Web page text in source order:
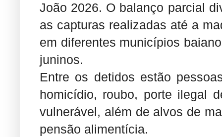
João 2026. O balanço parcial
as capturas realizadas até a
em diferentes municípios
juninos.
Entre os detidos estão
homicídio, roubo, porte ilegal
vulnerável, além de alvos de
pensão alimentícia.